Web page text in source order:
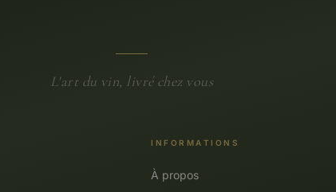
L'art du vin, livré chez vous
INFORMATIONS
À propos